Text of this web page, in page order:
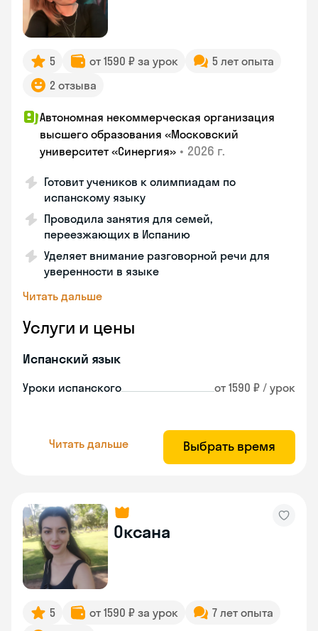
5 от 1590 ₽ за урок
5 лет опыта
2 отзыва
Автономная некоммерческая организация
высшего образования «Московский
университет «Синергия» • 2026 г.
Готовит учеников к олимпиадам по
испанскому языку
Проводила занятия для семей,
переезжающих в Испанию
Уделяет внимание разговорной речи для
уверенности в языке
Читать дальше
Услуги и цены
Испанский язык
Уроки испанского от 1590 ₽ / урок
Читать дальше Выбрать время
Оксана
5 от 1590 ₽ за урок
7 лет опыта